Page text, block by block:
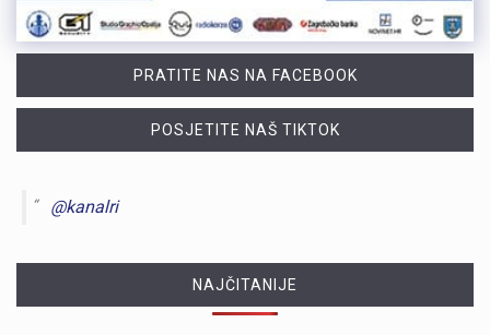
PRATITE NAS NA FACEBOOK
POSJETITE NAŠ TIKTOK
@kanalri
NAJČITANIJE